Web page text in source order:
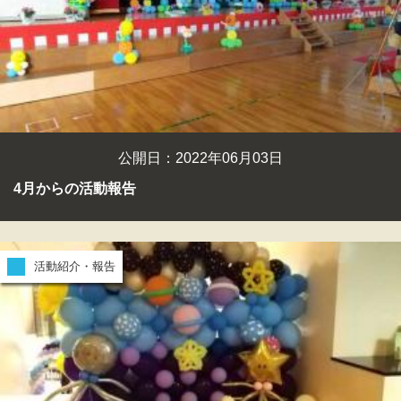
公開日：2022年06月03日
4月からの活動報告
活動紹介・報告